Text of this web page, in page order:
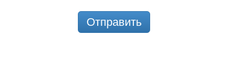
Отправить